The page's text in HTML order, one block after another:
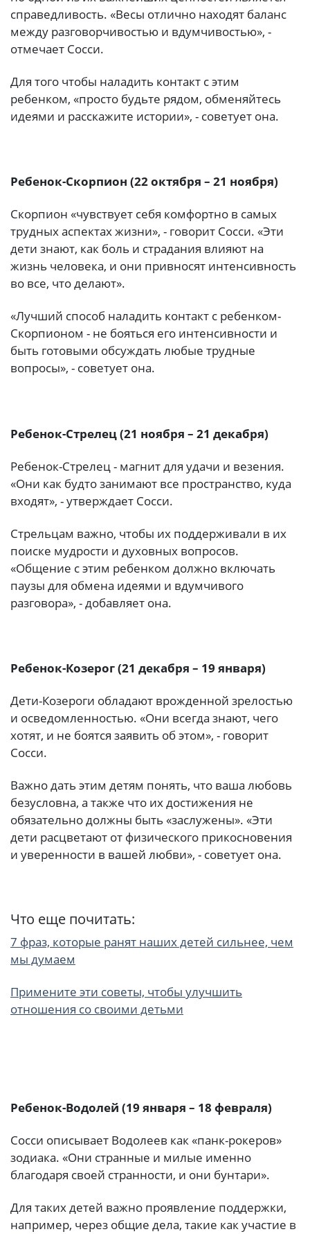
справедливость. «Весы отлично находят баланс
между разговорчивостью и вдумчивостью», -
отмечает Сосси.
Для того чтобы наладить контакт с этим
ребенком, «просто будьте рядом, обменяйтесь
идеями и расскажите истории», - советует она.
Ребенок-Скорпион (22 октября – 21 ноября)
Скорпион «чувствует себя комфортно в самых
трудных аспектах жизни», - говорит Сосси. «Эти
дети знают, как боль и страдания влияют на
жизнь человека, и они привносят интенсивность
во все, что делают».
«Лучший способ наладить контакт с ребенком-
Скорпионом - не бояться его интенсивности и
быть готовыми обсуждать любые трудные
вопросы», - советует она.
Ребенок-Стрелец (21 ноября – 21 декабря)
Ребенок-Стрелец - магнит для удачи и везения.
«Они как будто занимают все пространство, куда
входят», - утверждает Сосси.
Стрельцам важно, чтобы их поддерживали в их
поиске мудрости и духовных вопросов.
«Общение с этим ребенком должно включать
паузы для обмена идеями и вдумчивого
разговора», - добавляет она.
Ребенок-Козерог (21 декабря – 19 января)
Дети-Козероги обладают врожденной зрелостью
и осведомленностью. «Они всегда знают, чего
хотят, и не боятся заявить об этом», - говорит
Сосси.
Важно дать этим детям понять, что ваша любовь
безусловна, а также что их достижения не
обязательно должны быть «заслужены». «Эти
дети расцветают от физического прикосновения
и уверенности в вашей любви», - советует она.
Что еще почитать:
7 фраз, которые ранят наших детей сильнее, чем
мы думаем
Примените эти советы, чтобы улучшить
отношения со своими детьми
Ребенок-Водолей (19 января – 18 февраля)
Сосси описывает Водолеев как «панк-рокеров»
зодиака. «Они странные и милые именно
благодаря своей странности, и они бунтари».
Для таких детей важно проявление поддержки,
например, через общие дела, такие как участие в